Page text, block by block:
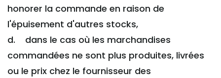
honorer la commande en raison de
l'épuisement d'autres stocks,
d. dans le cas où les marchandises
commandées ne sont plus produites, livrées
ou le prix chez le fournisseur des